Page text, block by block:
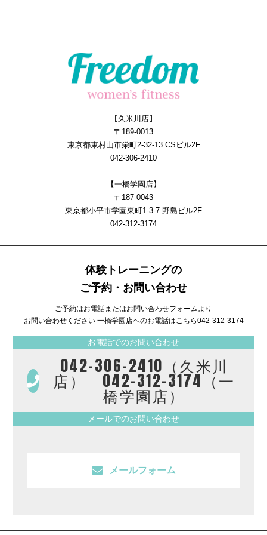
【久米川店】
〒189-0013
東京都東村山市栄町2-32-13 CSビル2F
042-306-2410
【一橋学園店】
〒187-0043
東京都小平市学園東町1-3-7 野島ビル2F
042-312-3174
体験トレーニングの
ご予約・お問い合わせ
ご予約はお電話またはお問い合わせフォームより
お問い合わせください 一橋学園店へのお電話はこちら042-312-3174
お電話でのお問い合わせ
042-306-2410（久米川
店） 042-312-3174（一
橋学園店）
メールでのお問い合わせ
メールフォーム